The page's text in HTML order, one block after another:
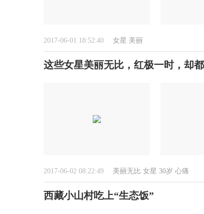
2017-06-01 18:52:40 女星 美丽
这些女星美丽无比，红极一时，却
2017-06-02 08:22:49 美丽无比 女星 30岁 心痛
西藏小山村吃上“生态饭”